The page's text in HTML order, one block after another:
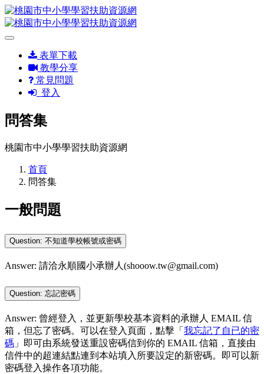
表單下載
教學分享
常見問題
登入
問答集
桃園市中小學學習扶助資源網
首頁
問答集
一般問題
Question: 不知道學校帳號或密碼
Answer: 請洽永順國小承辦人(shooow.tw@gmail.com)
Question: 忘記密碼
Answer: 曾經登入，並更新學校基本資料的承辦人 EMAIL 信
箱，但忘了密碼。可以在登入頁面，點擊「 我忘記了自已的密
碼 」即可由系統發送重設密碼信到你的 EMAIL 信箱，直接由
信件中的超連結點連到本站填入所要設定的新密碼。即可以新
密碼登入操作各項功能。